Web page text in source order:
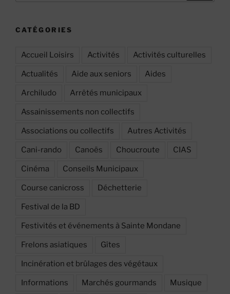
CATÉGORIES
Accueil Loisirs Activités Activités culturelles
Actualités Aide aux seniors Aides
Archiludo Arrêtés municipaux
Assainissements non collectifs
Associations ou collectifs Autres Activités
Cani-rando Canoës Choucroute CIAS
Cinéma Conseils Municipaux
Course canicross Déchetterie
Festival de la BD
Festivités et événements à Sainte Mondane
Frelons asiatiques Gîtes
Incinération et brûlages des végétaux
Informations Marchés gourmands Musique